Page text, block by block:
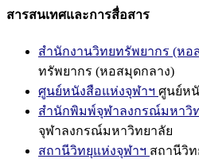
สารสนเทศและการสื่อสาร
สำนักงานวิทยทรัพยากร (หอ
ทรัพยากร (หอสมุดกลาง)
ศูนย์หนังสือแห่งจุฬาฯ ศูนย์ห
สำนักพิมพ์จุฬาลงกรณ์มหาวิ
จุฬาลงกรณ์มหาวิทยาลัย
สถานีวิทยุแห่งจุฬาฯ สถานีวิ